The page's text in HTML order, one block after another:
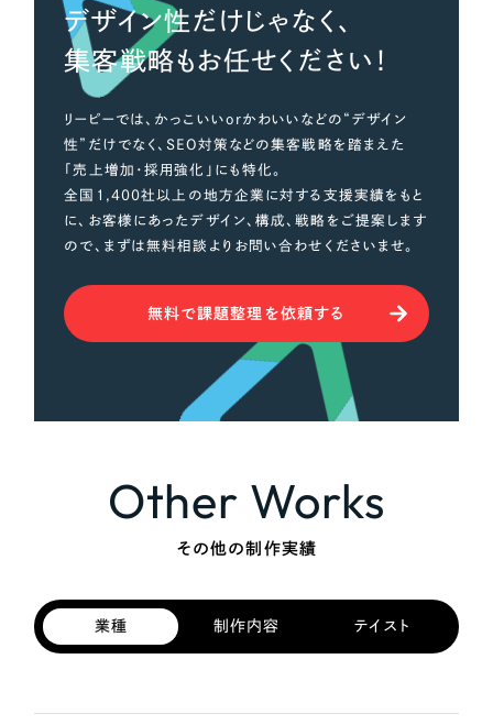
デザイン性だけじゃなく、
集客戦略もお任せください！
リーピーでは、かっこいいorかわいいなどの“デザイン
性”だけでなく、SEO対策などの集客戦略を踏まえた
「売上増加・採用強化」にも特化。
全国1,400社以上の地方企業に対する支援実績をもと
に、お客様にあったデザイン、構成、戦略をご提案します
ので、まずは無料相談よりお問い合わせくださいませ。
無料で課題整理を依頼する
Other Works
その他の制作実績
業種 制作内容 テイスト